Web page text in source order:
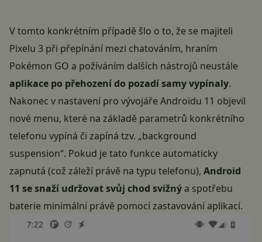
V tomto konkrétním případě šlo o to, že se majiteli
Pixelu 3 při přepínání mezi chatováním, hraním
Pokémon GO a požíváním dalších nástrojů neustále
aplikace po přehození do pozadí samy vypínaly.
Nakonec v nastavení pro vývojáře Androidu 11 objevil
nové menu, které na základě parametrů konkrétního
telefonu vypíná či zapíná tzv. „background
suspension“. Pokud je tato funkce automaticky
zapnutá (což záleží právě na typu telefonu), Android
11 se snaží udržovat svůj chod svižnýa spotřebu
baterie minimální právě pomocí zastavování aplikací.